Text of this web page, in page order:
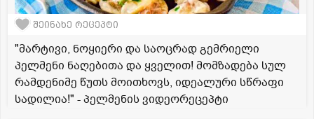
შეინახე რეცეპტი
"მარტივი, ნოყიერი და საოცრად გემრიელი
პელმენი ნაღებითა და ყველით! მომზადება სულ
რამდენიმე წუთს მოითხოვს, იდეალური სწრაფი
სადილია!" - პელმენის ვიდეორეცეპტი